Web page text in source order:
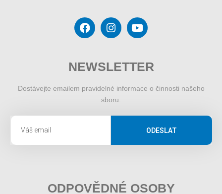
NEWSLETTER
Dostávejte emailem pravidelné informace o činnosti našeho
sboru.
ODESLAT
ODPOVĚDNÉ OSOBY